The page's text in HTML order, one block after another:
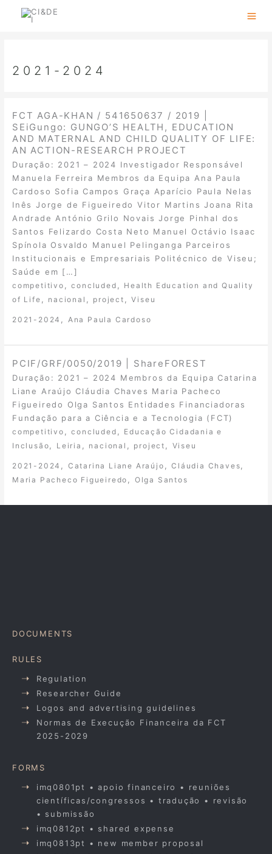
2021-2024
FCT AGA-KHAN / 541650637 / 2019 |
SEiGungo: GUNGO’S HEALTH, EDUCATION
AND MATERNAL AND CHILD QUALITY OF LIFE:
AN ACTION-RESEARCH PROJECT
Duração: 2021 – 2024 Investigador Responsável
Manuela Ferreira Membros da Equipa Ana Paula
Cardoso Sofia Campos Graça Aparício Paula Nelas
Inês Jorge de Figueiredo Vitor Martins Joana Rita
Andrade António Grilo Novais Jorge Pinhal dos
Santos Felizardo Costa Neto Manuel Octávio Isaac
Spínola Osvaldo Manuel Pelinganga Parceiros
Institucionais e Empresariais Politécnico de Viseu;
Saúde em […]
competitivo ,concluded
Health Education and Quality
of Life
nacional project ,Viseu
2021-2024 , Ana Paula Cardoso
PCIF/GRF/0050/2019 | ShareFOREST
Duração: 2021 – 2024 Membros da Equipa Catarina
Liane Araújo Cláudia Chaves Maria Pacheco
Figueiredo Olga Santos Entidades Financiadoras
Fundação para a Ciência e a Tecnologia (FCT)
competitivo ,concluded
Educação Cidadania e
Inclusão
Leiria nacional project Viseu
2021-2024 Catarina Liane Araújo ,Cláudia Chaves
Maria Pacheco Figueiredo Olga Santos
DOCUMENTS
RULES
Regulation
Researcher Guide
Logos and advertising guidelines
Normas de Execução Financeira da FCT
2025-2029
FORMS
imq0801pt • apoio financeiro • reuniões
científicas/congressos • tradução • revisão
• submissão
imq0812pt • shared expense
imq0813pt • new member proposal